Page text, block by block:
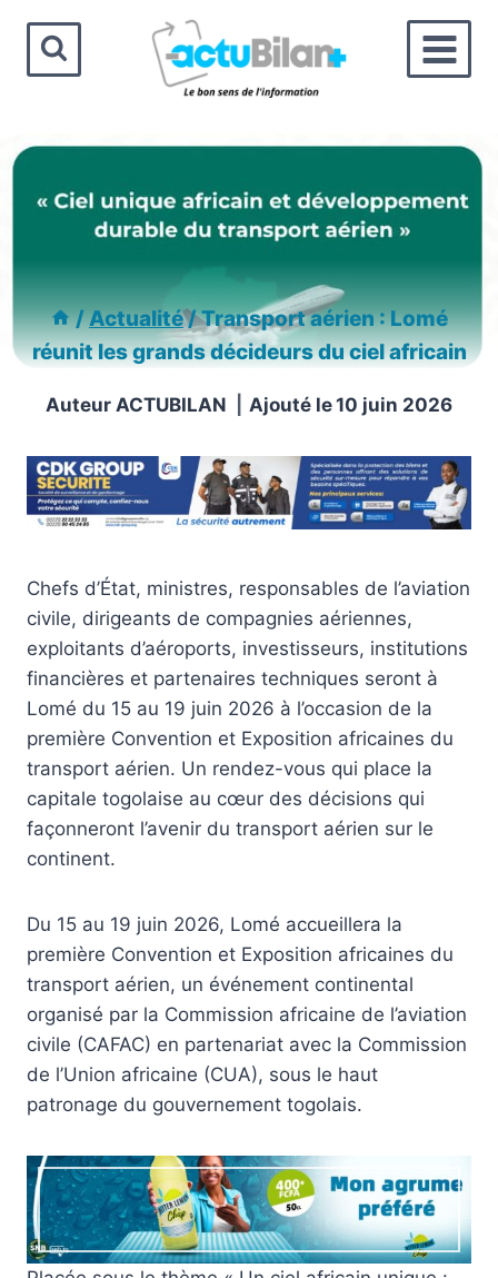
contenu
/Actualité/Transport aérien : Lomé
réunit les grands décideurs du ciel africain
Auteur ACTUBILAN Ajouté le10 juin 2026
Chefs d’État, ministres, responsables de l’aviation
civile, dirigeants de compagnies aériennes,
exploitants d’aéroports, investisseurs, institutions
financières et partenaires techniques seront à
Lomé du 15 au 19 juin 2026 à l’occasion de la
première Convention et Exposition africaines du
transport aérien. Un rendez-vous qui place la
capitale togolaise au cœur des décisions qui
façonneront l’avenir du transport aérien sur le
continent.
Du 15 au 19 juin 2026, Lomé accueillera la
première Convention et Exposition africaines du
transport aérien, un événement continental
organisé par la Commission africaine de l’aviation
civile (CAFAC) en partenariat avec la Commission
de l’Union africaine (CUA), sous le haut
patronage du gouvernement togolais.